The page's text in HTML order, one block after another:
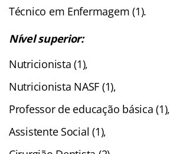
Técnico em Enfermagem (1).
Nível superior:
Nutricionista (1),
Nutricionista NASF (1),
Professor de educação básica (1),
Assistente Social (1),